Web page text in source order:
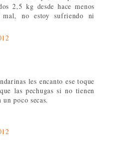
2,5 kg desde hace menos
no estoy sufriendo ni
les encanto ese toque
las pechugas si no tienen
un poco secas.